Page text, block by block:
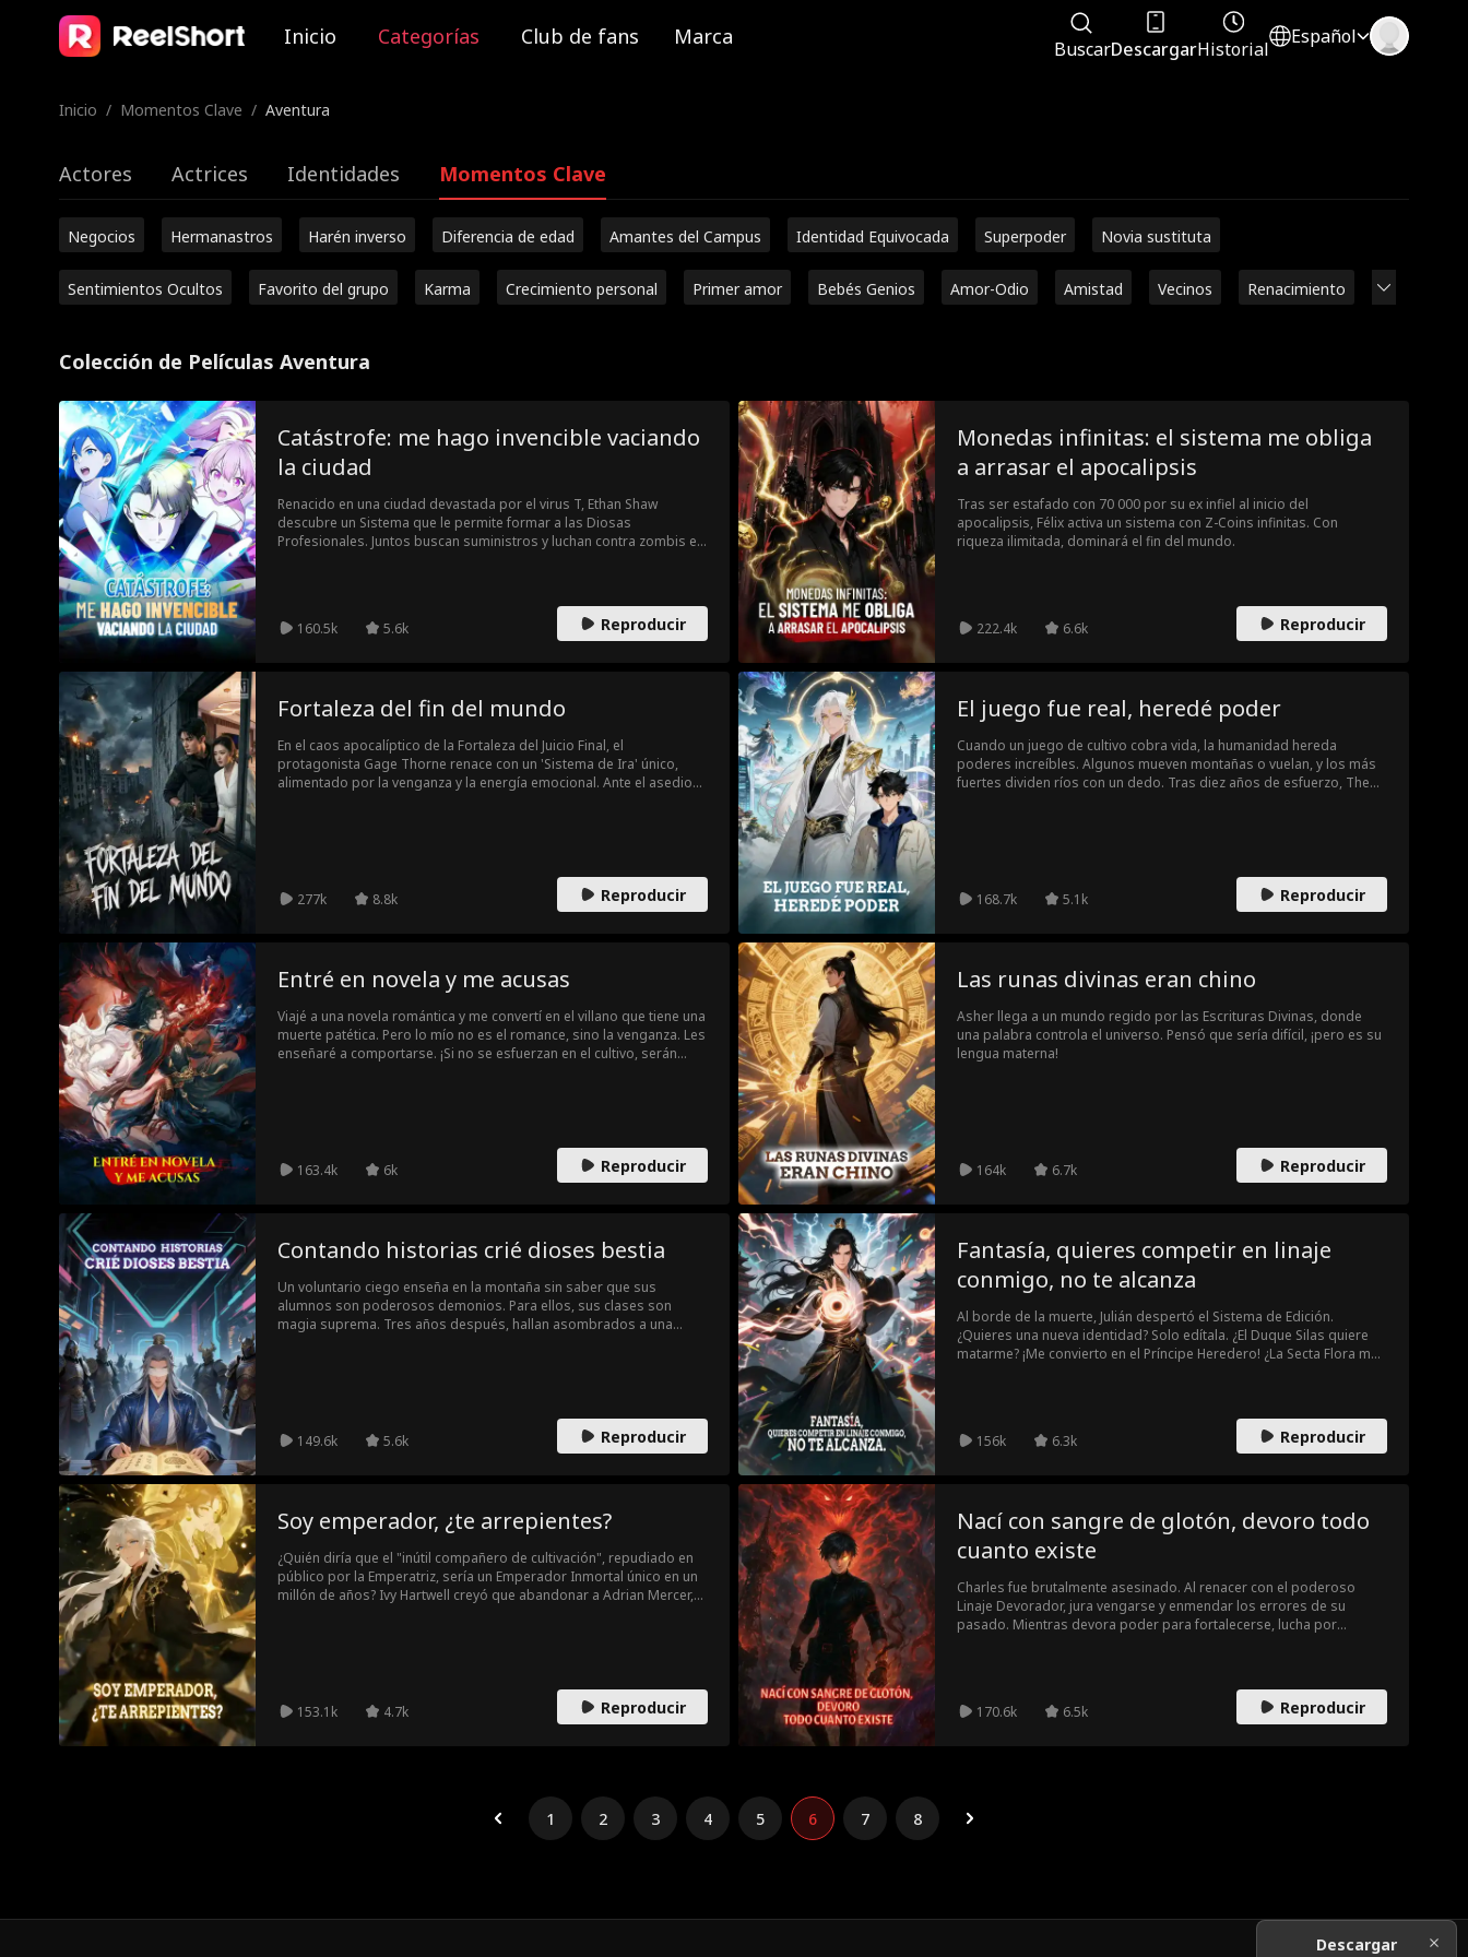
Inicio Categorías Club de fans Marca BuscarDescargarHistorial
Español
Inicio / Momentos Clave / Aventura
Actores Actrices Identidades Momentos Clave
Negocios Hermanastros Harén inverso Diferencia de edad Amantes del Campus Identidad Equivocada Superpoder Novia sustituta
Sentimientos Ocultos Favorito del grupo Karma Crecimiento personal Primer amor Bebés Genios Amor-Odio Amistad Vecinos Renacimiento
Colección de Películas Aventura
Catástrofe: me hago invencible vaciando
la ciudad
Renacido en una ciudad devastada por el virus T, Ethan Shaw
descubre un Sistema que le permite formar a las Diosas
Profesionales. Juntos buscan suministros y luchan contra zombis en
160.5k 5.6k Reproducir
Monedas infinitas: el sistema me obliga
a arrasar el apocalipsis
Tras ser estafado con 70 000 por su ex infiel al inicio del
apocalipsis, Félix activa un sistema con Z-Coins infinitas. Con
riqueza ilimitada, dominará el fin del mundo.
222.4k 6.6k Reproducir
Fortaleza del fin del mundo
En el caos apocalíptico de la Fortaleza del Juicio Final, el
protagonista Gage Thorne renace con un 'Sistema de Ira' único,
alimentado por la venganza y la energía emocional. Ante el asedio
la verdad tras el Proyecto Starlight y la conspiración de ABRI.
Sobrevivir es solo el comienzo; el objetivo es dominar.
277k 8.8k Reproducir
El juego fue real, heredé poder
Cuando un juego de cultivo cobra vida, la humanidad hereda
poderes increíbles. Algunos mueven montañas o vuelan, y los más
fuertes dividen ríos con un dedo. Tras diez años de esfuerzo, Theo
168.7k 5.1k Reproducir
Entré en novela y me acusas
Viajé a una novela romántica y me convertí en el villano que tiene una
muerte patética. Pero lo mío no es el romance, sino la venganza. Les
enseñaré a comportarse. ¡Si no se esfuerzan en el cultivo, serán
163.4k 6k Reproducir
Las runas divinas eran chino
Asher llega a un mundo regido por las Escrituras Divinas, donde
una palabra controla el universo. Pensó que sería difícil, ¡pero es su
lengua materna!
164k 6.7k Reproducir
Contando historias crié dioses bestia
Un voluntario ciego enseña en la montaña sin saber que sus
alumnos son poderosos demonios. Para ellos, sus clases son
magia suprema. Tres años después, hallan asombrados a una
149.6k 5.6k Reproducir
Fantasía, quieres competir en linaje
conmigo, no te alcanza
Al borde de la muerte, Julián despertó el Sistema de Edición.
¿Quieres una nueva identidad? Solo edítala. ¿El Duque Silas quiere
matarme? ¡Me convierto en el Príncipe Heredero! ¿La Secta Flora me
156k
6.3k Reproducir
Soy emperador, ¿te arrepientes?
¿Quién diría que el "inútil compañero de cultivación", repudiado en
público por la Emperatriz, sería un Emperador Inmortal único en un
millón de años? Ivy Hartwell creyó que abandonar a Adrian Mercer,
153.1k 4.7k Reproducir
Nací con sangre de glotón, devoro todo
cuanto existe
Charles fue brutalmente asesinado. Al renacer con el poderoso
Linaje Devorador, jura vengarse y enmendar los errores de su
pasado. Mientras devora poder para fortalecerse, lucha por
170.6k 6.5k Reproducir
1 2 3 4 5 6 7 8
Descargar